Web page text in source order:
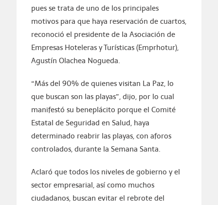
pues se trata de uno de los principales
motivos para que haya reservación de cuartos,
reconoció el presidente de la Asociación de
Empresas Hoteleras y Turísticas (Emprhotur),
Agustín Olachea Nogueda.
“Más del 90% de quienes visitan La Paz, lo
que buscan son las playas”, dijo, por lo cual
manifestó su beneplácito porque el Comité
Estatal de Seguridad en Salud, haya
determinado reabrir las playas, con aforos
controlados, durante la Semana Santa.
Aclaró que todos los niveles de gobierno y el
sector empresarial, así como muchos
ciudadanos, buscan evitar el rebrote del